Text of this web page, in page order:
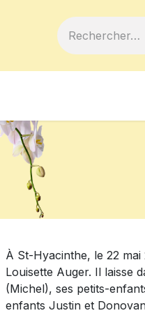
À St-Hyacinthe, le 22
Louisette Auger. Il laisse
(Michel), ses petits-
enfants Justin et